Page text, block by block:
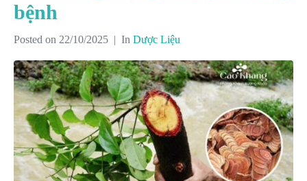
bệnh
Posted on 22/10/2025 In Dược Liệu